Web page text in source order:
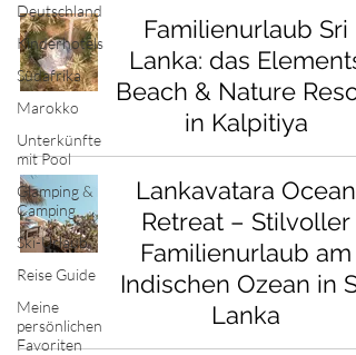
Deutschland
Kinderhotels
Südafrika
Marokko
Unterkünfte
mit Pool
Glamping &
Camping
Ski-Urlaub
Reise Guide
Meine
persönlichen
Favoriten
Familienurlaub Sri
Lanka: das Elements
Beach & Nature
in Kalpitiya
Lankavatara Ocean
Retreat – Stilvoller
Familienurlaub am
Indischen Ozean in
Lanka